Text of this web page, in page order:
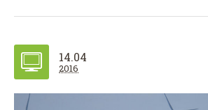
14.04
2016